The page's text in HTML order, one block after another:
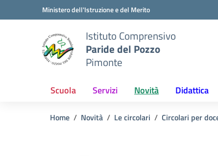
Vai ai contenuti
Vai al menu di navigazioneMinistero dell'Istruzione e del Merito
Istituto Comprensivo
Paride del Pozzo
Pimonte
Scuola Servizi Novità Didattica
Home Novità Le circolari Circolari per